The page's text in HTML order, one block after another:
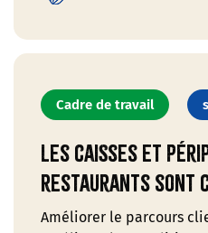
Cadre de travail
Les caisses et
restaurants sont
Améliorer le parcours